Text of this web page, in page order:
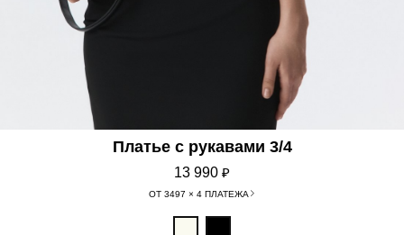
Платье с рукавами 3/4
13 990 ₽
ОТ 3497 × 4 ПЛАТЕЖА